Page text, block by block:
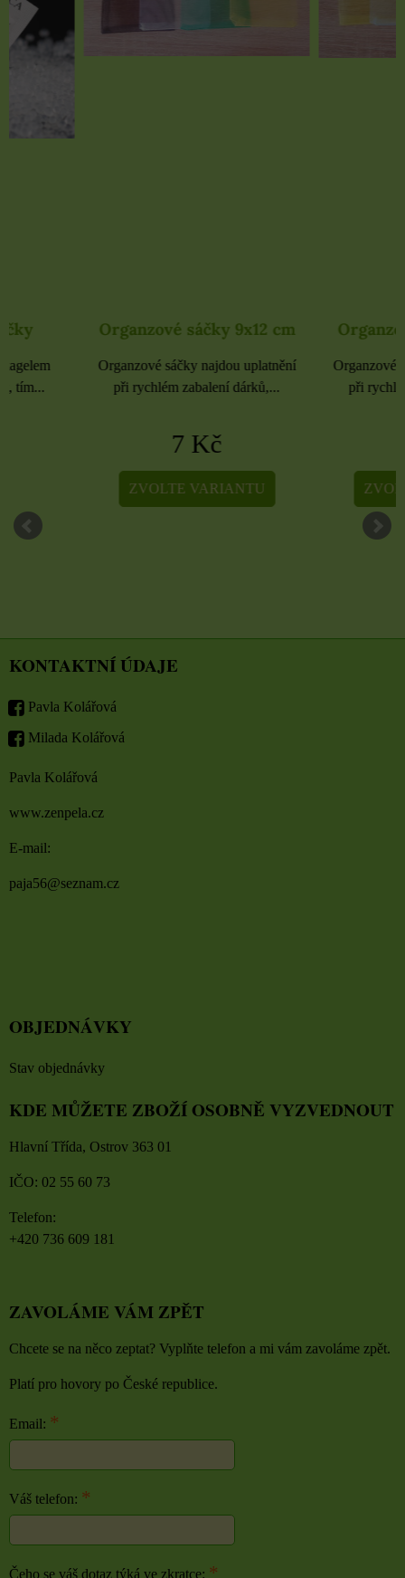
Organzové sáčky 9x12 cm
Organzové sáčky najdou uplatnění
při rychlém zabalení dárků,...
ZVOLTE VARIANTU
Organzové sáčky
Organzové sáčky najdou
při rychlém zabalení
ZVOLTE
KONTAKTNÍ ÚDAJE
Pavla Kolářová
Milada Kolářová
Pavla Kolářová
www.zenpela.cz
E-mail:
paja56@seznam.cz
OBJEDNÁVKY
Stav objednávky
KDE MŮŽETE ZBOŽÍ OSOBNĚ VYZVEDNOUT
Hlavní Třída, Ostrov 363 01
IČO: 02 55 60 73
Telefon:
+420 736 609 181
ZAVOLÁME VÁM ZPĚT
Chcete se na něco zeptat? Vyplňte telefon a mi vám zavoláme zpět.
Platí pro hovory po České republice.
Email: *
Váš telefon: *
Čeho se váš dotaz týká ve zkratce: *